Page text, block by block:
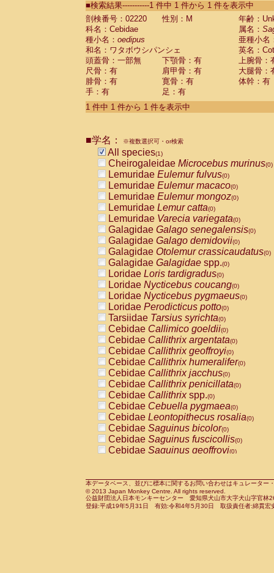
CebidaeSaguinus labiatus(0)
Cebidae Saguinus leucopus (0)
Cebidae
Cebidae
CebidaeSaguinus nigricollis (0)
Cebidae Saguinus oedipus
Cebidae Saguinus weddelli
Cebidae Saguinusspp.
Cebidae Aotus trivirgatus
Cebidae Cebus albifrons
CebidaeCebus nigrivittatus
CebidaeCebus
CebidaeSaimiri boliviensis(0)
CebidaeSaimiri sciureus(0)
AtelidaeAlouatta caraya(0)
AtelidaeAlouatta fusca(0)
AtelidaeAlouatta seniculus
AtelidaeAlouattaspp.(0)
AtelidaeAteles belzebuth(0)
AtelidaeAteles geoffroyi(0)
AtelidaeAteles paniscus(0)
AtelidaeAtelesspp.(0)
Atelidae Lagothrix lagothricha
AtelidaeLagothrix lagothricha cana
PitheciidaeCacajao calvus
PitheciidaeCallicebus cupreus
PitheciidaeCallicebus donacophilus
PitheciidaeCallicebus moloch
PitheciidaeCallicebus torquatus
PitheciidaeCallicebusspp.(0)
PitheciidaeChiropotes satanas(0)
PitheciidaePithecia monachus
PitheciidaePithecia pithecia(0)
CercopithecidaeCercocebus agilis
CercopithecidaeCercocebus
CercopithecidaeCercocebus
CercopithecidaeCercocebus
CercopithecidaeCercocebus
CercopithecidaeCercocebushybrid
CercopithecidaePapio anubis(0)
CercopithecidaePapio cynocephalus
CercopithecidaePapio hamadryas(0)
■検索結果-----------1 件中 1 件から 1 件を表示中
剖検番号：02220
性別：M
年齢：
科名：Cebidae
属名：
種小名： oedipus
亜種小名
和名：ワタボウシパンシェ
英名：
頭蓋骨：一部無
下顎骨：有
上腕骨：
尺骨：有
肩甲骨：有
大腿骨：
腓骨：有
寛骨：有
体幹：有
手：有
足：有
1 件中 1 件から 1 件を表示中
■学名： ※複数選択可・or検索
All species(1)
Cheirogaleidae Microcebus murinus(0)
Lemuridae Eulemur fulvus(0)
Lemuridae Eulemur macaco(0)
Lemuridae Eulemur mongoz(0)
Lemuridae Lemur catta(0)
Lemuridae Varecia variegata(0)
Galagidae Galago senegalensis(0)
Galagidae Galago demidovii(0)
Galagidae Otolemur crassicaudatus(0)
Galagidae Galagidae spp.(0)
Loridae Loris tardigradus(0)
Loridae Nycticebus coucang(0)
Loridae Nycticebus pygmaeus(0)
Loridae Perodicticus potto(0)
Tarsiidae Tarsius syrichta(0)
Cebidae Callimico goeldii(0)
Cebidae Callithrix argentata(0)
Cebidae Callithrix geoffroyi(0)
Cebidae Callithrix humeralifer(0)
Cebidae Callithrix jacchus(0)
Cebidae Callithrix penicillata(0)
Cebidae Callithrixspp.(0)
Cebidae Cebuella pygmaea(0)
Cebidae Leontopithecus rosalia(0)
Cebidae Saguinus bicolor(0)
Cebidae Saguinus fuscicollis(0)
Cebidae Saguinus geoffroyi(0)
CebidaeSaguinus leucopus(0)
CebidaeSaguinus midas(0)
Cebidae Saguinus mystax(0)
本データベース、並びに標本に関するお問い合わせはキュレータ
© 2013 Japan Monkey Centre. All rights reserved.
公益財団法人日本モンキーセンター 愛知県犬山市大字犬山字官
登録:平成19年5月31日 有効:令和4年5月30日 取扱責任者:綿貫宏